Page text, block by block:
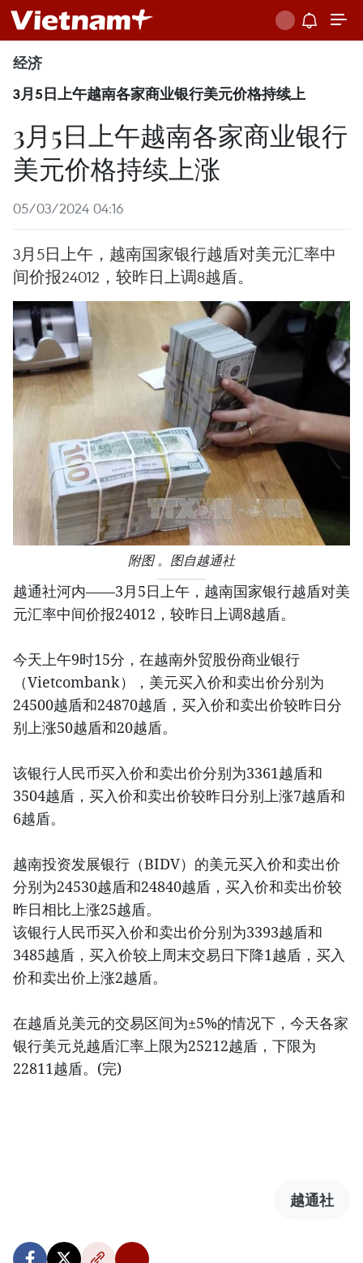
经济
3月5日上午越南各家商业银行美元价格持续上
3月5日上午越南各家商业银行
美元价格持续上涨
05/03/2024 04:16
3月5日上午，越南国家银行越盾对美元汇率中
间价报24012，较昨日上调8越盾。
附图 。图自越通社
越通社河内——3月5日上午，越南国家银行越盾对美
元汇率中间价报24012，较昨日上调8越盾。
今天上午9时15分，在越南外贸股份商业银行
（Vietcombank），美元买入价和卖出价分别为
24500越盾和24870越盾，买入价和卖出价较昨日分
别上涨50越盾和20越盾。
该银行人民币买入价和卖出价分别为3361越盾和
3504越盾，买入价和卖出价较昨日分别上涨7越盾和
6越盾。
越南投资发展银行（BIDV）的美元买入价和卖出价
分别为24530越盾和24840越盾，买入价和卖出价较
昨日相比上涨25越盾。
该银行人民币买入价和卖出价分别为3393越盾和
3485越盾，买入价较上周末交易日下降1越盾，买入
价和卖出价上涨2越盾。
在越盾兑美元的交易区间为±5%的情况下，今天各家
银行美元兑越盾汇率上限为25212越盾，下限为
22811越盾。(完)
越通社